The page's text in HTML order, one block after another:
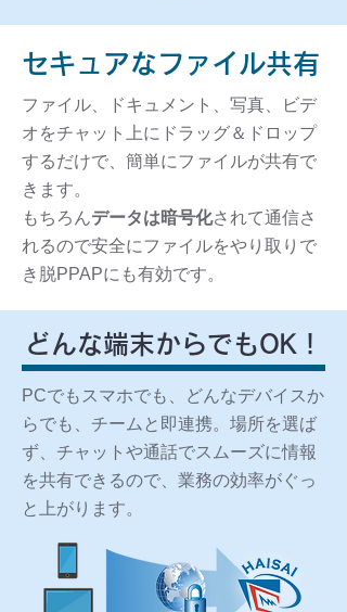
セキュアなファイル共有
ファイル、ドキュメント、写真、ビデ
オをチャット上にドラッグ＆ドロップ
するだけで、簡単にファイルが共有で
きます。
もちろんデータは暗号化されて通信さ
れるので安全にファイルをやり取りで
き脱PPAPにも有効です。
どんな端末からでもOK！
PCでもスマホでも、どんなデバイスか
らでも、チームと即連携。場所を選ば
ず、チャットや通話でスムーズに情報
を共有できるので、業務の効率がぐっ
と上がります。